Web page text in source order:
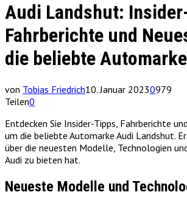
Audi Landshut:
Fahrberichte und
die beliebte Automarke
von Tobias Friedrich10. Januar 20230979
Teilen0
Entdecken Sie Insider-Tipps, Fahrberichte
um die beliebte Automarke Audi Landshut.
über die neuesten Modelle, Technologien
Audi zu bieten hat.
Neueste Modelle und